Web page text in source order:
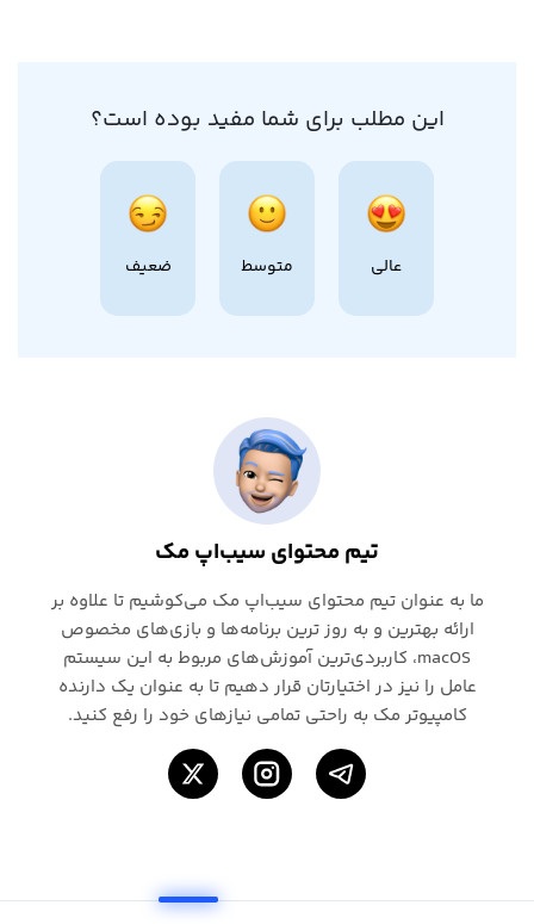
این مطلب برای شما مفید بوده است؟
عالی متوسط ضعیف
تیم محتوای سیب‌اپ مک
ما به عنوان تیم محتوای سیب‌اپ مک می‌کوشیم تا علاوه بر
ارائه بهترین و به روز ترین برنامه‌ها و بازی‌های مخصوص
macOS، کاربردی‌ترین آموزش‌های مربوط به این سیستم
عامل را نیز در اختیارتان قرار دهیم تا به عنوان یک دارنده
کامپیوتر مک به راحتی تمامی نیازهای خود را رفع کنید.